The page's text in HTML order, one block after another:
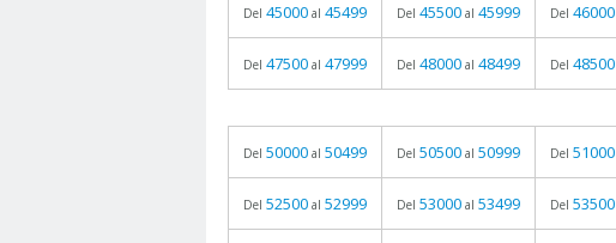
Del 45000 al 45499 Del 45500 al 45999 Del 46000
Del 47500 al 47999 Del 48000 al 48499 Del 48500
Del 50000 al 50499 Del 50500 al 50999 Del 51000
Del 52500 al 52999 Del 53000 al 53499 Del 53500